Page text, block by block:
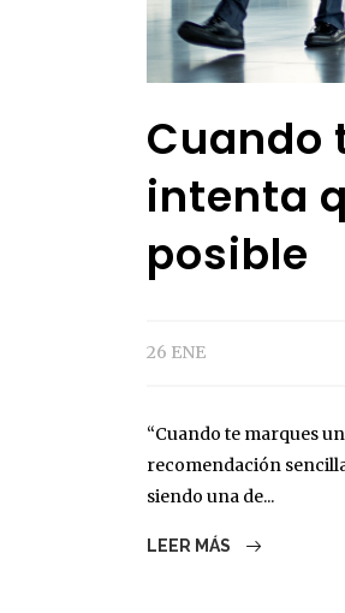
Cuando
intenta
posible
26 ENE
“Cuando te marques
recomendación
siendo una de...
LEER MÁS